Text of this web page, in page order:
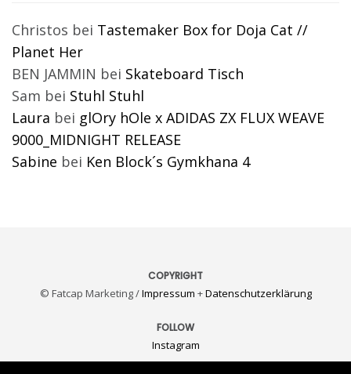
Christos bei Tastemaker Box for Doja Cat //
Planet Her
BEN JAMMIN bei Skateboard Tisch
Sam bei Stuhl Stuhl
Laura bei glOry hOle x ADIDAS ZX FLUX WEAVE
9000_MIDNIGHT RELEASE
Sabine bei Ken Block´s Gymkhana 4
COPYRIGHT
© Fatcap Marketing /Impressum +Datenschutzerklärung
FOLLOW
Instagram